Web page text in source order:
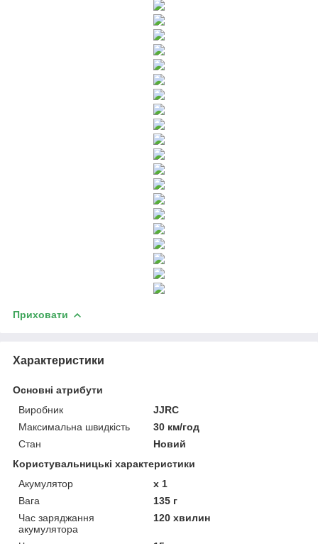
Приховати
Характеристики
Основні атрибути
Виробник
JJRC
Максимальна швидкість
30 км/год
Стан
Новий
Користувальницькі характеристики
Акумулятор
х 1
Вага
135 г
Час заряджання
акумулятора
120 хвилин